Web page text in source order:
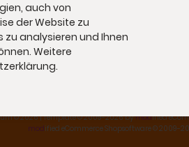
© 2026 | Template © 2009-2026 bymodified
modified eCommerce Shopsoftware © 2009-
auch von
der Website zu
analysieren und Ihnen
Weitere